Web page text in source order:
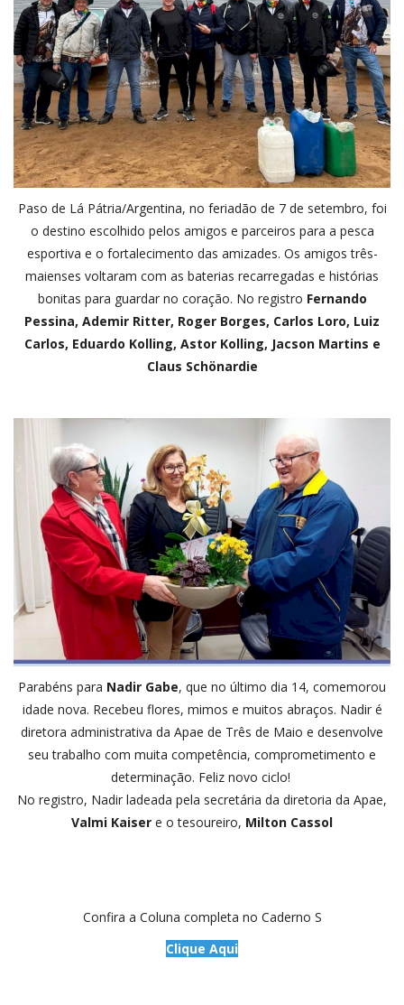
Paso de Lá Pátria/Argentina, no feriadão de 7 de setembro, foi
o destino escolhido pelos amigos e parceiros para a pesca
esportiva e o fortalecimento das amizades. Os amigos três-
maienses voltaram com as baterias recarregadas e histórias
bonitas para guardar no coração. No registro Fernando
Pessina, Ademir Ritter, Roger Borges, Carlos Loro, Luiz
Carlos, Eduardo Kolling, Astor Kolling, Jacson Martins e
Claus Schönardie
Parabéns para Nadir Gabe, que no último dia 14, comemorou
idade nova. Recebeu flores, mimos e muitos abraços. Nadir é
diretora administrativa da Apae de Três de Maio e desenvolve
seu trabalho com muita competência, comprometimento e
determinação. Feliz novo ciclo!
No registro, Nadir ladeada pela secretária da diretoria da Apae,
Valmi Kaiser e o tesoureiro, Milton Cassol
Confira a Coluna completa no Caderno S
Clique Aqui